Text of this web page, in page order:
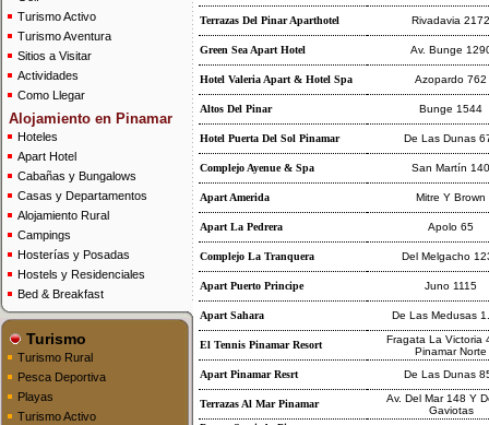
Turismo Activo
Turismo Aventura
Sitios a Visitar
Actividades
Como Llegar
Alojamiento en Pinamar
Hoteles
Apart Hotel
Cabañas y Bungalows
Casas y Departamentos
Alojamiento Rural
Campings
Hosterías y Posadas
Hostels y Residenciales
Bed & Breakfast
Turismo
Turismo Rural
Pesca Deportiva
Playas
Turismo Activo
Terrazas Del Pinar Aparthotel Rivadavia 2172
Green Sea Apart Hotel Av. Bunge
Hotel Valeria Apart & Hotel Spa Azopardo 762
Altos Del Pinar Bunge 1544
Hotel Puerta Del Sol Pinamar De Las Dunas
Complejo Ayenue & Spa San Martín 140
Apart Amerida Mitre Y Brown
Apart La Pedrera Apolo 65
Complejo La Tranquera Del Melgacho
Apart Puerto Principe Juno 1115
Apart Sahara De Las Medusas
El Tennis Pinamar Resort
Fragata La Victoria
Pinamar Norte
Apart Pinamar Resrt
De Las Dunas
Terrazas Al Mar Pinamar
Av. Del Mar 148 Y
Gaviotas